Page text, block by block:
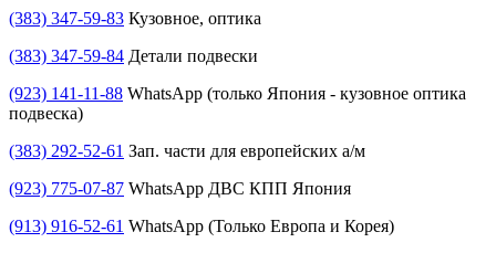
(383) 347-59-83 Кузовное, оптика
(383) 347-59-84 Детали подвески
(923) 141-11-88 WhatsApp (только Япония - кузовное оптика
подвеска)
(383) 292-52-61 Зап. части для европейских а/м
(923) 775-07-87 WhatsApp ДВС КПП Япония
(913) 916-52-61 WhatsApp (Только Европа и Корея)